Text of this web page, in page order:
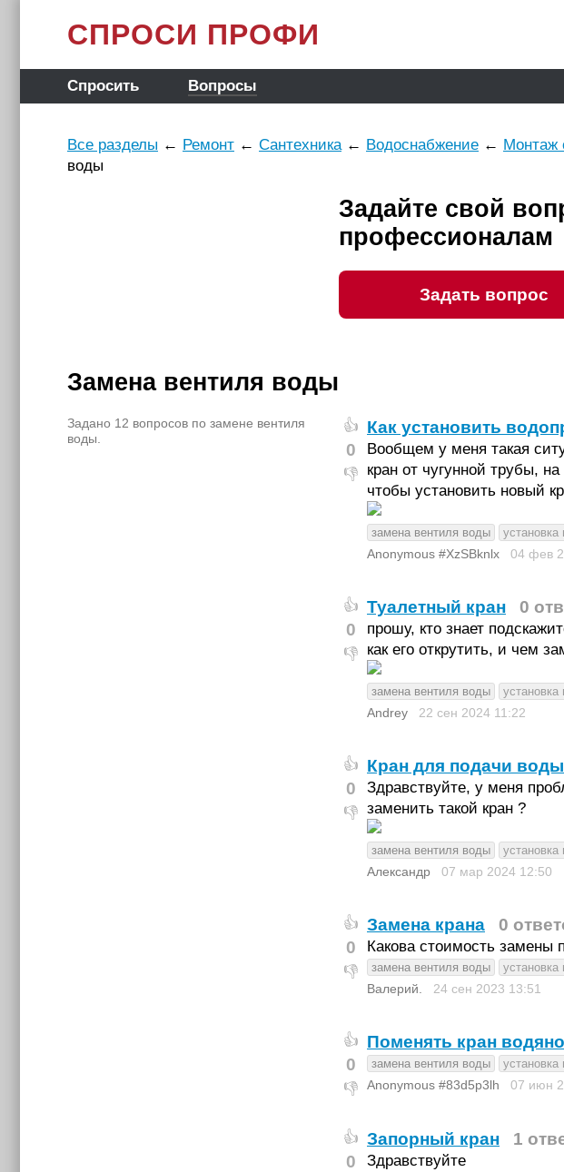
СПРОСИ ПРОФИ
Спросить Вопросы
Все разделы ← Ремонт ← Сантехника← Водоснабжение ← Монтаж
воды
Задайте свой
профессионалам
Задать вопрос
Замена вентиля воды
Задано 12 вопросов по замене вентиля
воды.
👍
0
👎
Как установить
Вообщем у меня такая
кран от чугунной трубы,
чтобы установить новый
замена вентиля воды
Anonymous #XzSBknlx 04 фев
👍
0
👎
Туалетный кран 0
прошу, кто знает
как его открутить, и чем
замена вентиля воды
Andrey 22 сен 2024 11:22
👍
0
👎
Кран для подачи
Здравствуйте, у меня
заменить такой кран ?
замена вентиля воды
Александр 07 мар 2024 12:50
👍
0
👎
Замена крана 0
Какова стоимость замены
замена вентиля воды
Валерий. 24 сен 2023 13:51
👍
0
👎
Поменять кран
замена вентиля воды
Anonymous #83d5p3lh 07 июн
👍
0
Запорный кран 1
Здравствуйте